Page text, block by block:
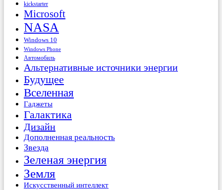
kickstarter
Microsoft
NASA
Windows 10
Windows Phone
Автомобиль
Альтернативные источники энергии
Будущее
Вселенная
Гаджеты
Галактика
Дизайн
Дополненная реальность
Звезда
Зеленая энергия
Земля
Искусственный интеллект